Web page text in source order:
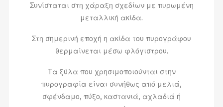
Συνίσταται στη χάραξη σχεδίων με πυρωμένη
μεταλλική ακίδα.
Στη σημερινή εποχή η ακίδα του πυρογράφου
θερμαίνεται μέσω φλόγιστρου.
Τα ξύλα που χρησιμοποιούνται στην
πυρογραφία είναι συνήθως από μελιά,
σφένδαμο, πύξο, καστανιά, αχλαδιά ή